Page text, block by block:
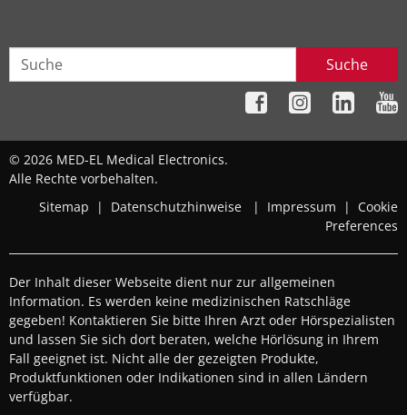
Suche
© 2026 MED-EL Medical Electronics.
Alle Rechte vorbehalten.
Sitemap
| Datenschutzhinweise | Impressum | Cookie
Preferences
Der Inhalt dieser Webseite dient nur zur allgemeinen
Information. Es werden keine medizinischen Ratschläge
gegeben! Kontaktieren Sie bitte Ihren Arzt oder Hörspezialisten
und lassen Sie sich dort beraten, welche Hörlösung in Ihrem
Fall geeignet ist. Nicht alle der gezeigten Produkte,
Produktfunktionen oder Indikationen sind in allen Ländern
verfügbar.